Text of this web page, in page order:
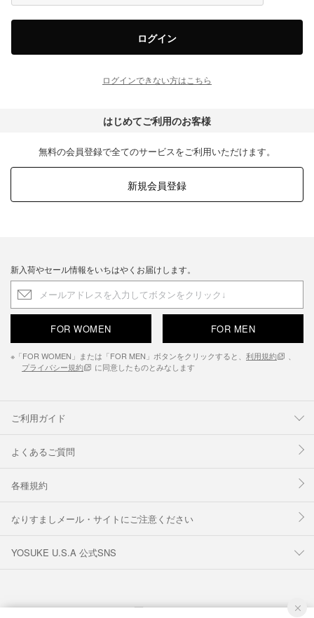
ログイン
ログインできない方はこちら
はじめてご利用のお客様
無料の会員登録で全てのサービスをご利用いただけます。
新規会員登録
新入荷やセール情報をいちはやくお届けします。
FOR WOMEN FOR MEN
※「FOR WOMEN」または「FOR MEN」ボタンをクリックすると、 利用規約
プライバシー規約
に同意したものとみなします
ご利用ガイド
よくあるご質問
各種規約
なりすましメール・サイトにご注意ください
YOSUKE U.S.A 公式SNS